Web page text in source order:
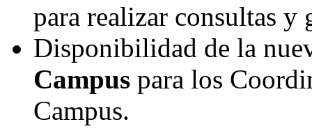
para realizar consultas y
Disponibilidad de la
Campus para los
Campus.